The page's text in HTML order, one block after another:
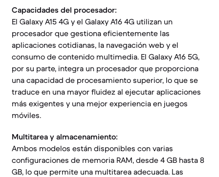
Capacidades del procesador:
El Galaxy A15 4G y el Galaxy A16 4G utilizan un
procesador que gestiona eficientemente las
aplicaciones cotidianas, la navegación web y el
consumo de contenido multimedia. El Galaxy A16 5G,
por su parte, integra un procesador que proporciona
una capacidad de procesamiento superior, lo que se
traduce en una mayor fluidez al ejecutar aplicaciones
más exigentes y una mejor experiencia en juegos
móviles.
Multitarea y almacenamiento:
Ambos modelos están disponibles con varias
configuraciones de memoria RAM, desde 4 GB hasta 8
GB, lo que permite una multitarea adecuada. Las